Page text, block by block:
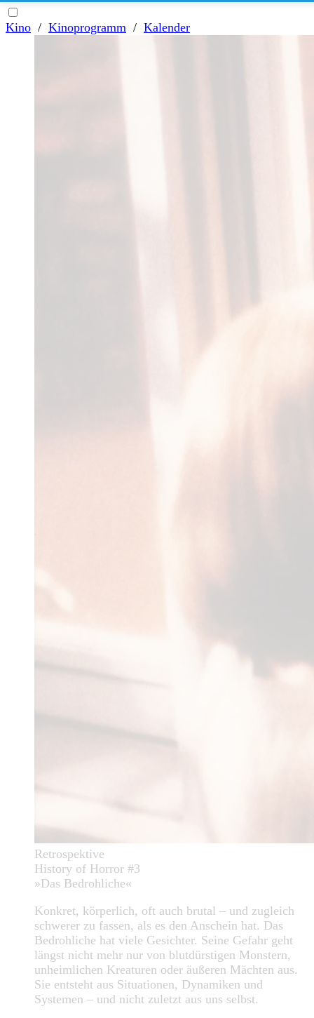
Kino / Kinoprogramm / Kalender
Retrospektive
History of Horror #3
»Das Bedrohliche«
Konkret, körperlich, oft auch brutal – und zugleich
schwerer zu fassen, als es den Anschein hat. Das
Bedrohliche hat viele Gesichter. Seine Gefahr geht
längst nicht mehr nur von blutdürstigen Monstern,
unheimlichen Kreaturen oder äußeren Mächten aus.
Sie entsteht aus Situationen, Dynamiken und
Systemen – und nicht zuletzt aus uns selbst.